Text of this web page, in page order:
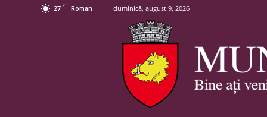
27 C Roman duminică, august 9, 2026